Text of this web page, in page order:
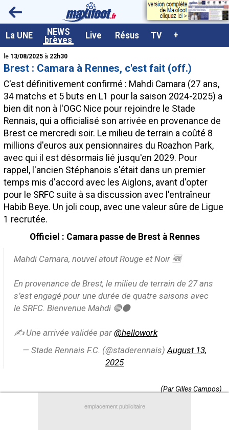
La UNE NEWS
brèves Live Résus TV +
<
le 13/08/2025 à 22h30
Brest : Camara à Rennes, c'est fait (off.)
C'est définitivement confirmé : Mahdi Camara (27 ans,
34 matchs et 5 buts en L1 pour la saison 2024-2025) a
bien dit non à l'OGC Nice pour rejoindre le Stade
Rennais, qui a officialisé son arrivée en provenance de
Brest ce mercredi soir. Le milieu de terrain a coûté 8
millions d'euros aux pensionnaires du Roazhon Park,
avec qui il est désormais lié jusqu'en 2029. Pour
rappel, l'ancien Stéphanois s'était dans un premier
temps mis d'accord avec les Aiglons, avant d'opter
pour le SRFC suite à sa discussion avec l'entraîneur
Habib Beye. Un joli coup, avec une valeur sûre de Ligue
1 recrutée.
Officiel : Camara passe de Brest à Rennes
Mahdi Camara, nouvel atout Rouge et Noir 🆕
En provenance de Brest, le milieu de terrain de 27 ans
s’est engagé pour une durée de quatre saisons avec
le SRFC. Bienvenue Mahdi 🔴⚫️
✍️ Une arrivée validée par @hellowork
— Stade Rennais F.C. (@staderennais)August 13,
2025
(Par Gilles Campos)
Brève lue par 8.093 visiteurs
emplacement publicitaire
A la UNE
Dernières brèves
Live / Matchs en direct
Résultats et Classements
Class. buteurs européens
Programme TV foot
Vidéos
Sondages
Tableau transferts L1
Taille de la police
Paramètrages / Options
Contact / Signaler un bug
Recrutement Maxifoot
Mentions légales
site web Maxifoot.fr